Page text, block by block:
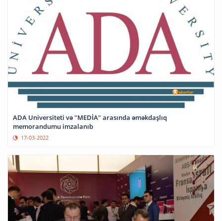
ADA Universiteti və "MEDİA" arasında əməkdaşlıq
memorandumu imzalanıb
17-03-2022